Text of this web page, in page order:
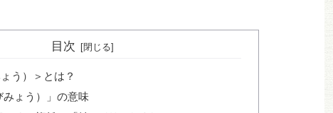
目次
う）＞とは？
みょう）」の意味